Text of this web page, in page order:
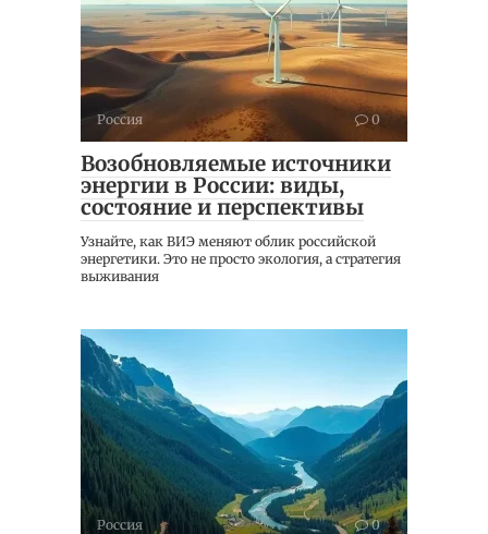
Россия 0
Возобновляемые источники
энергии в России: виды,
состояние и перспективы
Узнайте, как ВИЭ меняют облик российской
энергетики. Это не просто экология, а стратегия
выживания
Россия 0